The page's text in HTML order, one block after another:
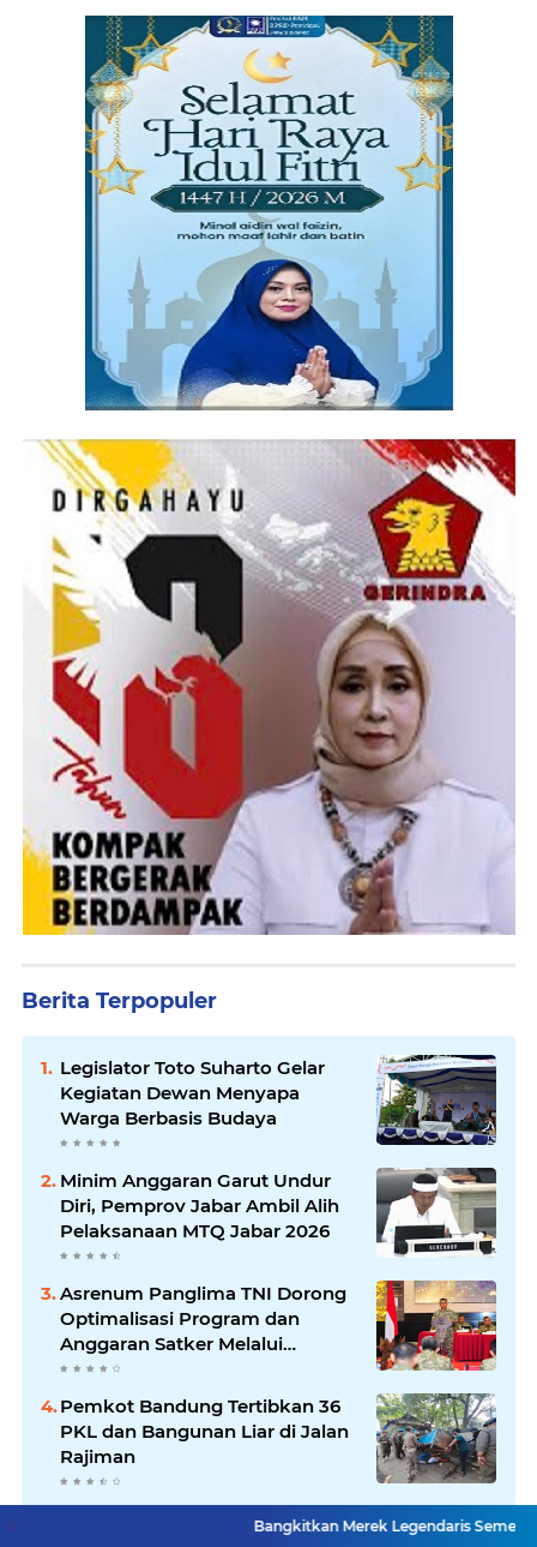
Berita Terpopuler
Legislator Toto Suharto Gelar
Kegiatan Dewan Menyapa
Warga Berbasis Budaya
Minim Anggaran Garut Undur
Diri, Pemprov Jabar Ambil Alih
Pelaksanaan MTQ Jabar 2026
Asrenum Panglima TNI Dorong
Optimalisasi Program dan
Anggaran Satker Melalui
Evaluasi Kinerja
Pemkot Bandung Tertibkan 36
PKL dan Bangunan Liar di Jalan
Rajiman
Kang Andhy Daftar Calon Ketua
Bangkitkan Merek Legendaris Semen Kujang, SIG